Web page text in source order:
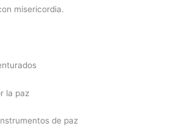
misericordia.
la paz
de paz